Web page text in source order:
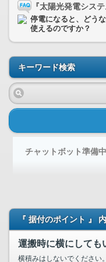
『太陽光発電システ
停電になると、どう
使えるのですか？
キーワード検索
チャットボット準備
『 据付のポイント 』
運搬時に横にしても
横積みはしないでください